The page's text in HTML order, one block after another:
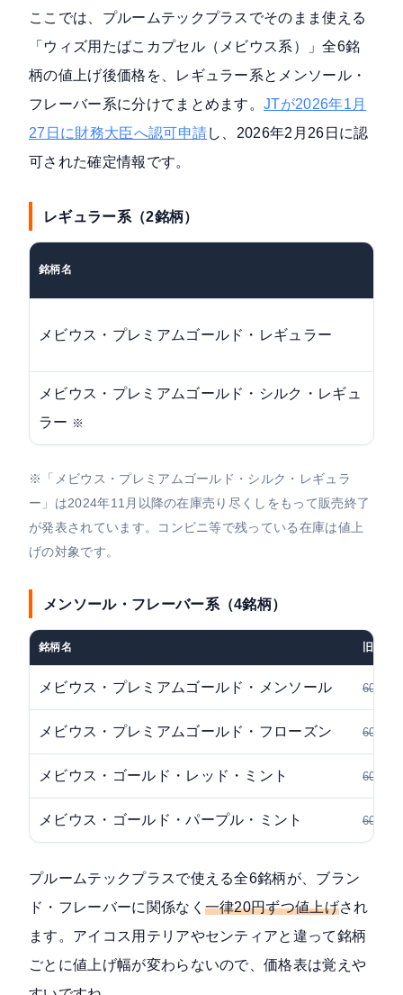
ここでは、プルームテックプラスでそのまま使える
「ウィズ用たばこカプセル（メビウス系）」全6銘
柄の値上げ後価格を、レギュラー系とメンソール・
フレーバー系に分けてまとめます。JTが2026年1月
27日に財務大臣へ認可申請し、2026年2月26日に認
可された確定情報です。
レギュラー系（2銘柄）
銘柄名
メビウス・プレミアムゴールド・レギュラー
メビウス・プレミアムゴールド・シルク・レギュ
ラー ※
※「メビウス・プレミアムゴールド・シルク・レギュラ
ー」は2024年11月以降の在庫売り尽くしをもって販売終了
が発表されています。コンビニ等で残っている在庫は値上
げの対象です。
メンソール・フレーバー系（4銘柄）
銘柄名 旧価格
メビウス・プレミアムゴールド・メンソール 600円
メビウス・プレミアムゴールド・フローズン 600円
メビウス・ゴールド・レッド・ミント 600円
メビウス・ゴールド・パープル・ミント 600円
プルームテックプラスで使える全6銘柄が、ブラン
ド・フレーバーに関係なく 一律20円ずつ値上げされ
ます。アイコス用テリアやセンティアと違って銘柄
ごとに値上げ幅が変わらないので、価格表は覚えや